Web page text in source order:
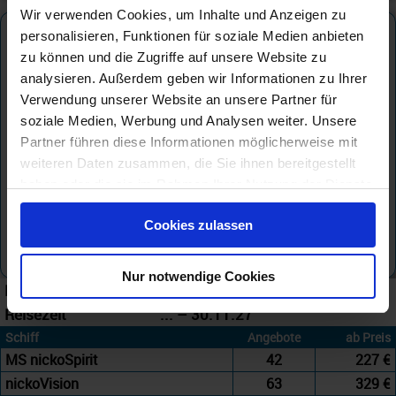
Wir verwenden Cookies, um Inhalte und Anzeigen zu
personalisieren, Funktionen für soziale Medien anbieten
zu können und die Zugriffe auf unsere Website zu
analysieren. Außerdem geben wir Informationen zu Ihrer
Verwendung unserer Website an unsere Partner für
soziale Medien, Werbung und Analysen weiter. Unsere
Partner führen diese Informationen möglicherweise mit
weiteren Daten zusammen, die Sie ihnen bereitgestellt
gesammelt haben.
Cookies zulassen
Nur notwendige Cookies
nicko cruises
Reederei
nicko cruises
Reisezeit
... – 30.11.27
Schiff Angebote ab Preis
MS nickoSpirit 42
227 €
nickoVision
63 329 €